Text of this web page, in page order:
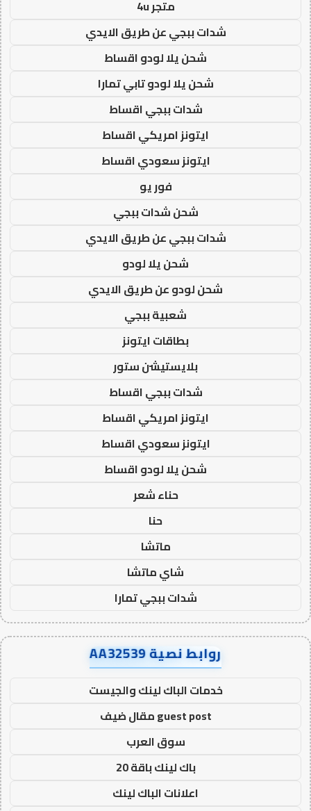
متجر 4u
شدات ببجي عن طريق الايدي
شحن يلا لودو اقساط
شحن يلا لودو تابي تمارا
شدات ببجي اقساط
ايتونز امريكي اقساط
ايتونز سعودي اقساط
فور يو
شحن شدات ببجي
شدات ببجي عن طريق الايدي
شحن يلا لودو
شحن لودو عن طريق الايدي
شعبية ببجي
بطاقات ايتونز
بلايستيشن ستور
شدات ببجي اقساط
ايتونز امريكي اقساط
ايتونز سعودي اقساط
شحن يلا لودو اقساط
حناء شعر
حنا
ماتشا
شاي ماتشا
شدات ببجي تمارا
روابط نصية AA32539
خدمات الباك لينك والجيست
guest post مقال ضيف
سوق العرب
باك لينك باقة 20
اعلانات الباك لينك